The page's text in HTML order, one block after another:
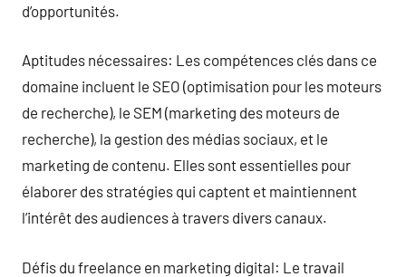
d’opportunités.
Aptitudes nécessaires: Les compétences clés dans ce
domaine incluent le SEO (optimisation pour les moteurs
de recherche), le SEM (marketing des moteurs de
recherche), la gestion des médias sociaux, et le
marketing de contenu. Elles sont essentielles pour
élaborer des stratégies qui captent et maintiennent
l’intérêt des audiences à travers divers canaux.
Défis du freelance en marketing digital: Le travail